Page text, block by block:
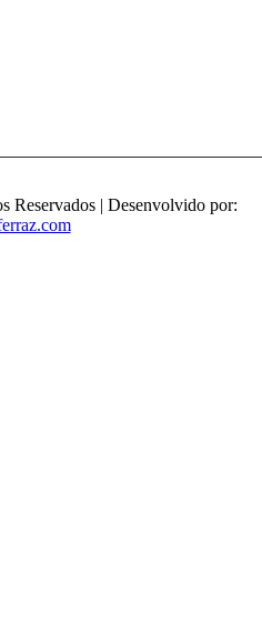
| Desenvolvido por: